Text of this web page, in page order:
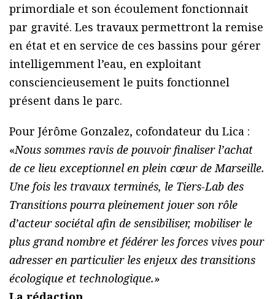
primordiale et son écoulement fonctionnait
par gravité. Les travaux permettront la remise
en état et en service de ces bassins pour gérer
intelligemment l’eau, en exploitant
consciencieusement le puits fonctionnel
présent dans le parc.
Pour Jérôme Gonzalez, cofondateur du Lica :
«Nous sommes ravis de pouvoir finaliser l’achat
de ce lieu exceptionnel en plein cœur de Marseille.
Une fois les travaux terminés, le Tiers-Lab des
Transitions pourra pleinement jouer son rôle
d’acteur sociétal afin de sensibiliser, mobiliser le
plus grand nombre et fédérer les forces vives pour
adresser en particulier les enjeux des transitions
écologique et technologique.»